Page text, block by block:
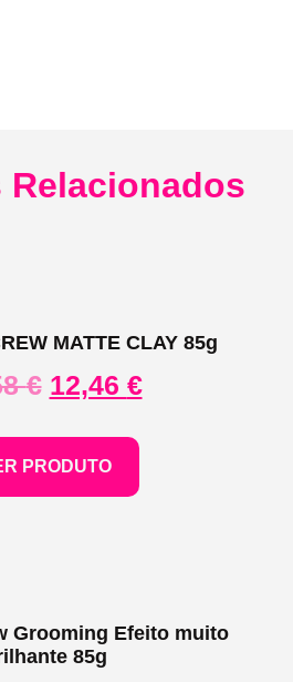
Relacionados
MATTE CLAY 85g
€ 12,46 €
PRODUTO
Grooming Efeito muito
85g